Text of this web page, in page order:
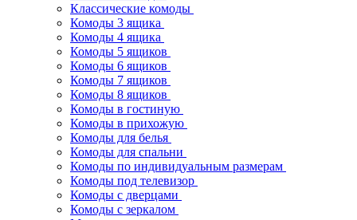
Классические комоды
Комоды 3 ящика
Комоды 4 ящика
Комоды 5 ящиков
Комоды 6 ящиков
Комоды 7 ящиков
Комоды 8 ящиков
Комоды в гостиную
Комоды в прихожую
Комоды для белья
Комоды для спальни
Комоды по индивидуальным размерам
Комоды под телевизор
Комоды с дверцами
Комоды с зеркалом